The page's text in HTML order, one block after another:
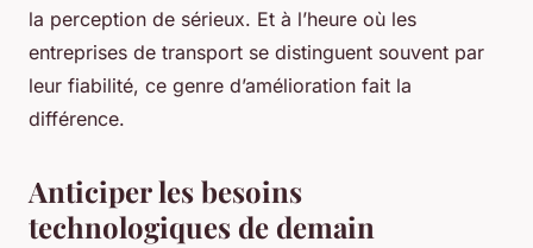
la perception de sérieux. Et à l’heure où les
entreprises de transport se distinguent souvent par
leur fiabilité, ce genre d’amélioration fait la
différence.
Anticiper les besoins
technologiques de demain